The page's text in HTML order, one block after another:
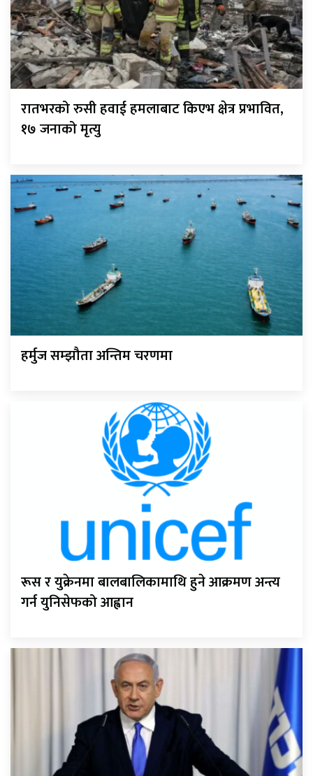
रातभरको रुसी हवाई हमलाबाट किएभ क्षेत्र प्रभावित,
१७ जनाको मृत्यु
हर्मुज सम्झौता अन्तिम चरणमा
रूस र युक्रेनमा बालबालिकामाथि हुने आक्रमण अन्त्य
गर्न युनिसेफको आह्वान